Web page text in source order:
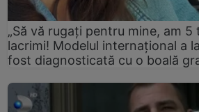
„Să vă rugați pentru mine, am 5
lacrimi! Modelul internațional a
fost diagnosticată cu o boală